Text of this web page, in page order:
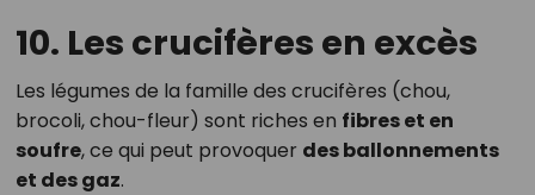
10. Les crucifères en excès
Les légumes de la famille des crucifères (chou,
brocoli, chou-fleur) sont riches en fibres et en
soufre, ce qui peut provoquer des ballonnements
et des gaz.